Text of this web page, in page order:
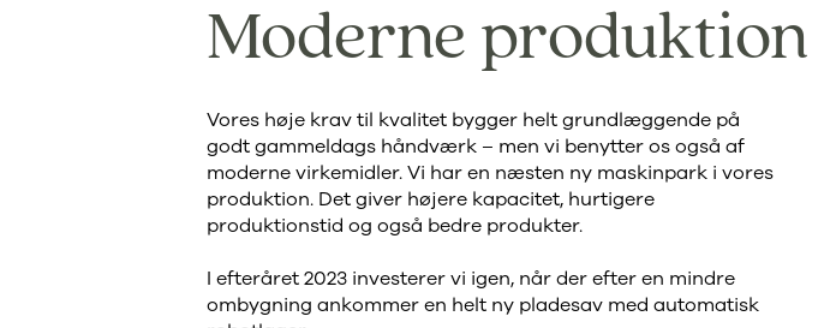
Moderne produktion
Vores høje krav til kvalitet bygger helt grundlæggende på
godt gammeldags håndværk – men vi benytter os også af
moderne virkemidler. Vi har en næsten ny maskinpark i vores
produktion. Det giver højere kapacitet, hurtigere
produktionstid og også bedre produkter.
I efteråret 2023 investerer vi igen, når der efter en mindre
ombygning ankommer en helt ny pladesav med automatisk